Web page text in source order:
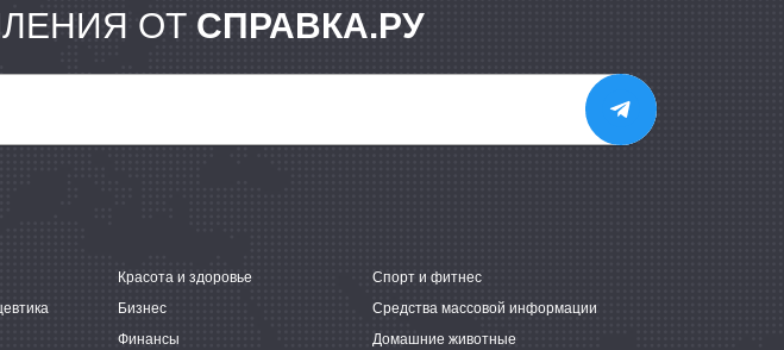
ОТ СПРАВКА.РУ
Красота и здоровье
Спорт и фитнес
Бизнес
Средства массовой информации
Финансы Домашние животные